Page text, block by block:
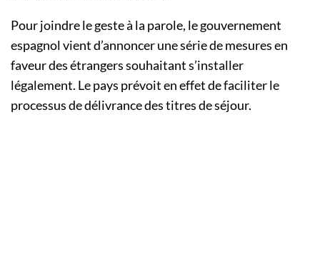
Pour joindre le geste à la parole, le gouvernement
espagnol vient d’annoncer une série de mesures en
faveur des étrangers souhaitant s’installer
légalement. Le pays prévoit en effet de faciliter le
processus de délivrance des titres de séjour.